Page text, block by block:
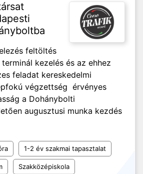
feltöltés
kezelés és az ehhez
feladat kereskedelmi
végzettség érvényes
a Dohánybolti
augusztusi munka kezdés
1-2 év szakmai tapasztalat
Szakközépiskola